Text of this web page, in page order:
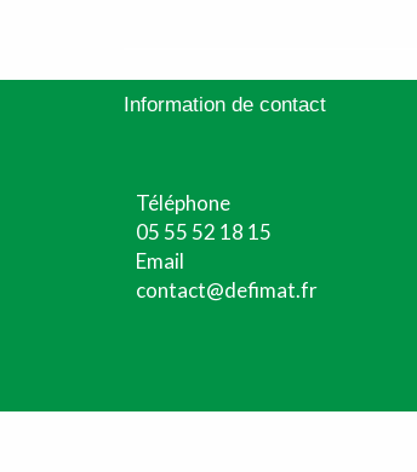
Information de contact
Téléphone
05 55 52 18 15
Email
contact@defimat.fr